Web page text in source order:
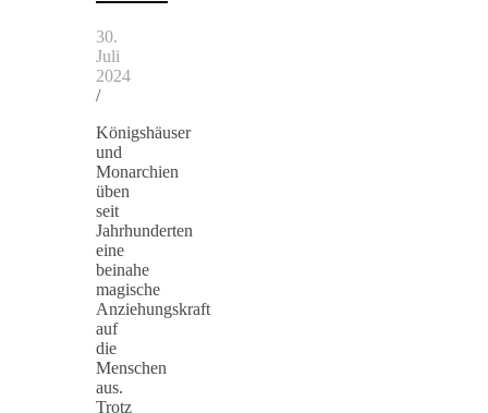
30.
Juli
2024
/
Königshäuser
und
Monarchien
üben
seit
Jahrhunderten
eine
beinahe
magische
Anziehungskraft
auf
die
Menschen
aus.
Trotz